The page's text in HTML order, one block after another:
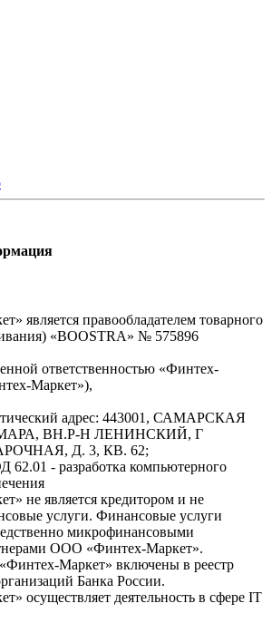
является правообладателем товарного
«BOOSTRA» № 575896
ответственностью «Финтех-
Маркет»),
адрес: 443001, САМАРСКАЯ
ВН.Р-Н ЛЕНИНСКИЙ, Г
Д. 3, КВ. 62;
- разработка компьютерного
не является кредитором и не
услуги. Финансовые услуги
микрофинансовыми
ООО «Финтех-Маркет».
Маркет» включены в реестр
Банка России.
осуществляет деятельность в сфере IT